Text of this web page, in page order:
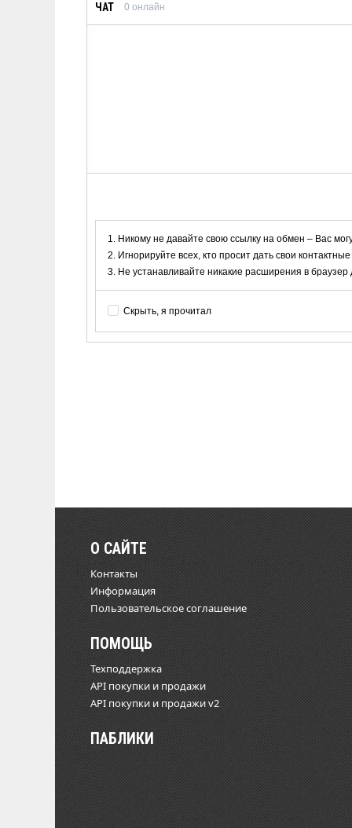
ЧАТ 0 онлайн
Никому не давайте свою ссылку на обмен – Вас
Игнорируйте всех, кто просит дать свои
Не устанавливайте никакие расширения в
Скрыть, я прочитал
О САЙТЕ
Контакты
Информация
Пользовательское соглашение
ПОМОЩЬ
Техподдержка
API покупки и продажи
API покупки и продажи v2
ПАБЛИКИ